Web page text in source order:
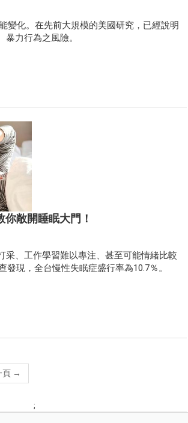
變化。在先前大規模的美國研究，已經說明
力行為之風險。
敞開睡眠大門！
采、工作學習難以專注、甚至可能情緒比較
現，全台慢性失眠症盛行率為10.7％。
頁 →
;